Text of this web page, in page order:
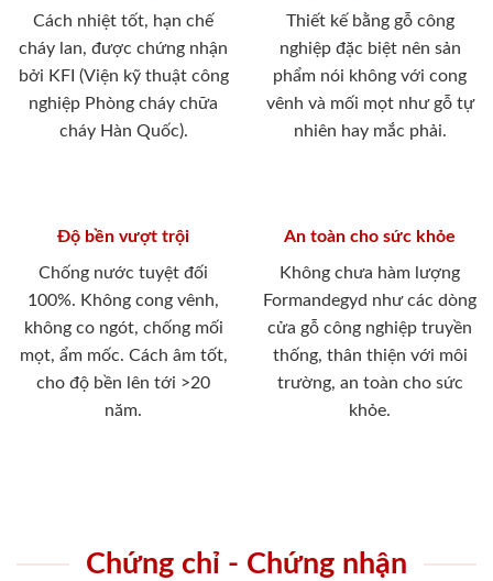
Cách nhiệt tốt, hạn chế
cháy lan, được chứng nhận
bởi KFI (Viện kỹ thuật công
nghiệp Phòng cháy chữa
cháy Hàn Quốc).
Thiết kế bằng gỗ công
nghiệp đặc biệt nên sản
phẩm nói không với cong
vênh và mối mọt như gỗ tự
nhiên hay mắc phải.
Độ bền vượt trội
Chống nước tuyệt đối
100%. Không cong vênh,
không co ngót, chống mối
mọt, ẩm mốc. Cách âm tốt,
cho độ bền lên tới >20
năm.
An toàn cho sức khỏe
Không chưa hàm lượng
Formandegyd như các dòng
cửa gỗ công nghiệp truyền
thống, thân thiện với môi
trường, an toàn cho sức
khỏe.
Chứng chỉ - Chứng nhận